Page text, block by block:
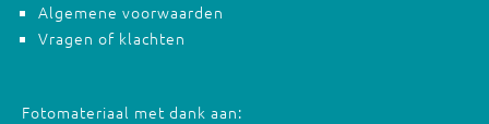
Algemene voorwaarden
Vragen of klachten
Fotomateriaal met dank aan: